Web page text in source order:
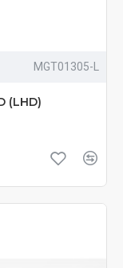
MGT01305-L
(LHD)